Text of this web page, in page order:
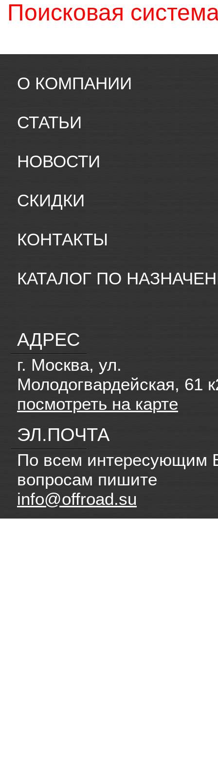
Поисковая
О КОМПАНИИ
СТАТЬИ
НОВОСТИ
СКИДКИ
КОНТАКТЫ
КАТАЛОГ ПО
АДРЕС
г. Москва, ул.
Молодогвардейская, 61
посмотреть на карте
ЭЛ.ПОЧТА
По всем интересующим
вопросам пишите
info@offroad.su